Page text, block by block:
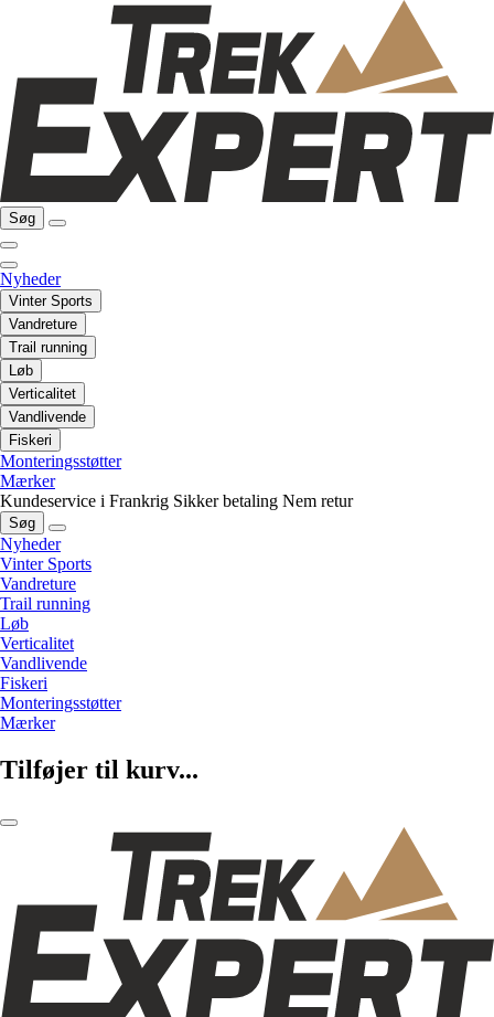
Søg
Nyheder
Vinter Sports
Vandreture
Trail running
Løb
Verticalitet
Vandlivende
Fiskeri
Monteringsstøtter
Mærker
Kundeservice i Frankrig Sikker betaling Nem retur
Søg
Nyheder
Vinter Sports
Vandreture
Trail running
Løb
Verticalitet
Vandlivende
Fiskeri
Monteringsstøtter
Mærker
Tilføjer til kurv...